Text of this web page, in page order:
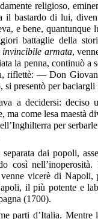
religioso,
il bastardo di lui,
e bene, quantunque
battaglie della
invincibile armata,
la penna, continuò
riflettè: — Don
presentò per
a decidersi:
ma come lesa maestà
per
dai popoli,
così
venne vicerè di
il più potente e
(1700).
parti d’Italia. Mentre